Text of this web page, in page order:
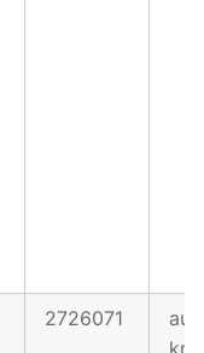
2726071
au
km